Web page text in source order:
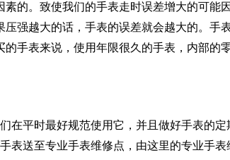
。致使我们的手表走时误差增大的可能
强越大的话，手表的误差就会越大的。手
手表来说，使用年限很久的手表，内部的
在平时最好规范使用它，并且做好手表的定
表送至专业手表维修点，由这里的专业手表